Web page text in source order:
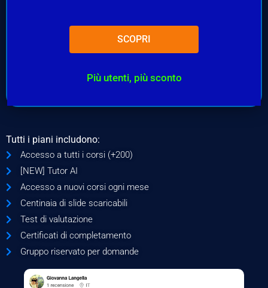
SCOPRI
Più utenti, più sconto
Tutti i piani includono:
Accesso a tutti i corsi (+200)
[NEW] Tutor AI
Accesso a nuovi corsi ogni mese
Centinaia di slide scaricabili
Test di valutazione
Certificati di completamento
Gruppo riservato per domande